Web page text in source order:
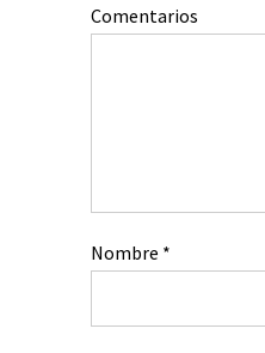
Comentarios
Nombre *